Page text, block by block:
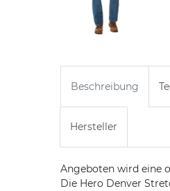
Beschreibung
Hersteller
Angeboten wird eine
Die Hero Denver